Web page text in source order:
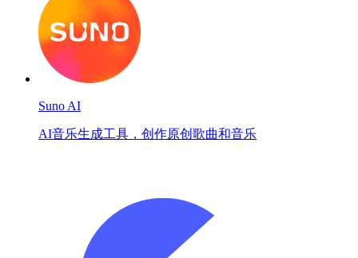
Suno AI
AI音乐生成工具，创作原创歌曲和音乐